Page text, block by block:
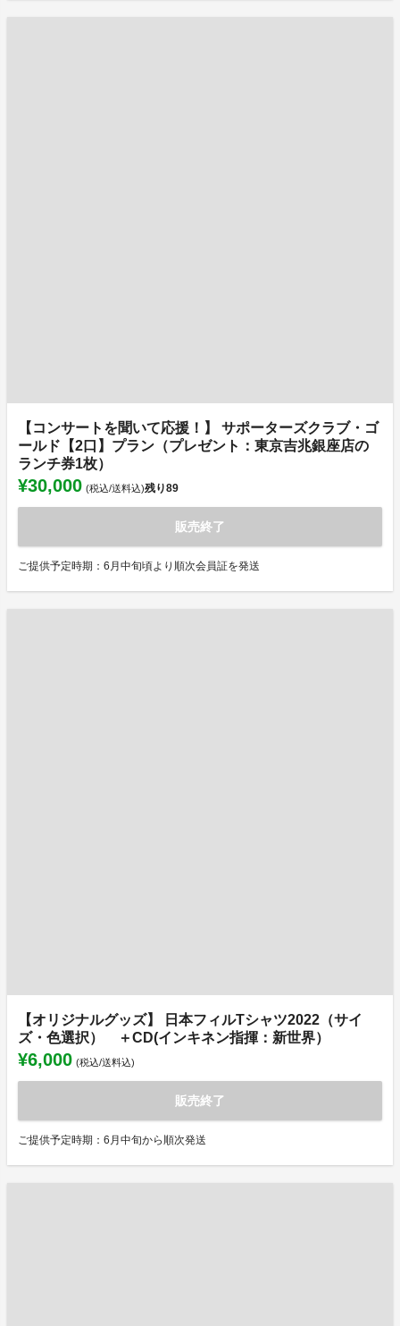
【コンサートを聞いて応援！】 サポーターズクラブ・ゴ
ールド【2口】プラン（プレゼント：東京吉兆銀座店の
ランチ券1枚）
¥30,000 (税込/送料込)残り89
販売終了
ご提供予定時期：6月中旬頃より順次会員証を発送
【オリジナルグッズ】 日本フィルTシャツ2022（サイ
ズ・色選択） ＋CD(インキネン指揮：新世界）
¥6,000 (税込/送料込)
販売終了
ご提供予定時期：6月中旬から順次発送